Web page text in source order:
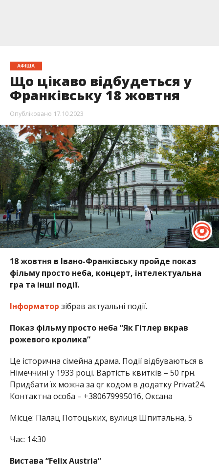
АФІША
Що цікаво відбудеться у
Франківську 18 жовтня
Опубліковано 17.10.2023
18 жовтня в Івано-Франківську пройде показ
фільму просто неба, концерт, інтелектуальна
гра та інші події.
Інформатор зібрав актуальні події.
Показ фільму просто неба “Як Гітлер вкрав
рожевого кролика”
Це історична сімейна драма. Події відбуваються в
Німеччині у 1933 році. Вартість квитків – 50 грн.
Придбати їх можна за qr кодом в додатку Privat24.
Контактна особа – +380679995016, Оксана
Місце: Палац Потоцьких, вулиця Шпитальна, 5
Час: 14:30
Вистава “Felix Austria”